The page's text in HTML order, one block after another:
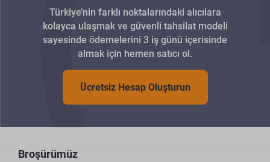
Türkiye’nin farklı noktalarındaki alıcılara
kolayca ulaşmak ve güvenli tahsilat modeli
sayesinde ödemelerini 3 iş günü içerisinde
almak için hemen satıcı ol.
Ücretsiz Hesap Oluşturun
Broşürümüz